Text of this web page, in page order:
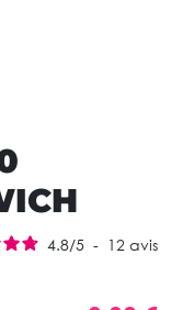
4.8/5 - 12 avis